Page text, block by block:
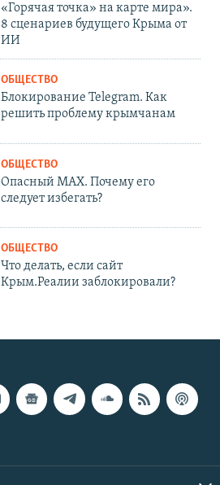
«Горячая точка» на карте мира».
8 сценариев будущего Крыма от
ИИ
ОБЩЕСТВО
Блокирование Telegram. Как
решить проблему крымчанам
ОБЩЕСТВО
Опасный MAX. Почему его
следует избегать?
ОБЩЕСТВО
Что делать, если сайт
Крым.Реалии заблокировали?